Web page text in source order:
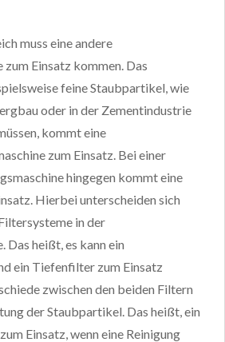
muss eine andere
zum Einsatz kommen. Das
feine Staubpartikel, wie
oder in der Zementindustrie
kommt eine
zum Einsatz. Bei einer
hingegen kommt eine
Hierbei unterscheiden sich
in der
Das heißt, es kann ein
ein Tiefenfilter zum Einsatz
zwischen den beiden Filtern
der Staubpartikel. Das heißt, ein
Einsatz, wenn eine Reinigung